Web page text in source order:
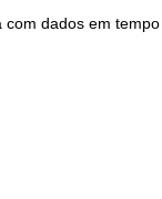
com dados em tempo